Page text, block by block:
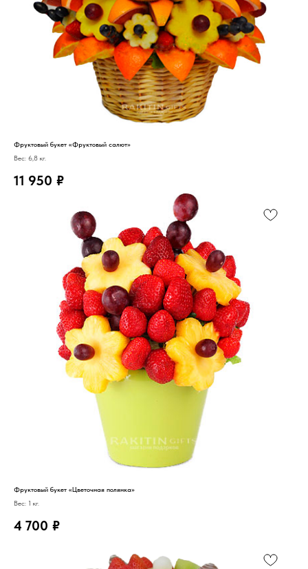
Фруктовый букет «Фруктовый салют»
Вес: 6,8 кг.
11 950 ₽
Фруктовый букет «Цветочная полянка»
Вес: 1 кг.
4 700 ₽